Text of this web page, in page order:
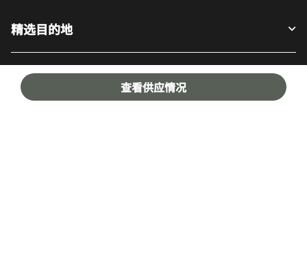
查看供应情况
精选目的地
宾客适用